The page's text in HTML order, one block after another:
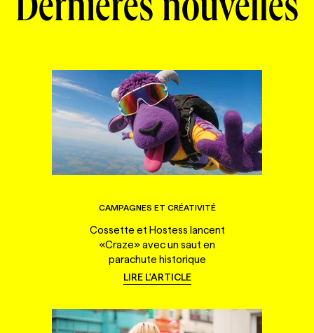
Dernières nouvelles
CAMPAGNES ET CRÉATIVITÉ
Cossette et Hostess lancent
«Craze» avec un saut en
parachute historique
LIRE L'ARTICLE